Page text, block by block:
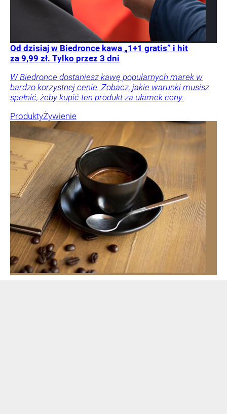
Od dzisiaj w Biedronce kawa „1+1 gratis” i hit
za 9,99 zł. Tylko przez 3 dni
W Biedronce dostaniesz kawę popularnych marek w
bardzo korzystnej cenie. Zobacz, jakie warunki musisz
spełnić, żeby kupić ten produkt za ułamek ceny.
ProduktyŻywienie